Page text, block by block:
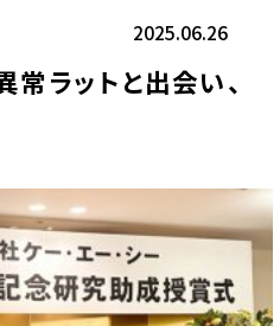
2025.06.26
ラットと出会い、